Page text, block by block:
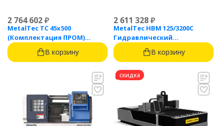
2 764 602₽
MetalTec ТС 45x500
(Комплектация ПРОМ)
токарный станок с ЧПУ с
наклонной станиной
В корзину
2 611 328₽
MetalTec HBM 125/3200C
Гидравлический
листогибочный пресс с
контроллером TP10S
В корзину
скидка